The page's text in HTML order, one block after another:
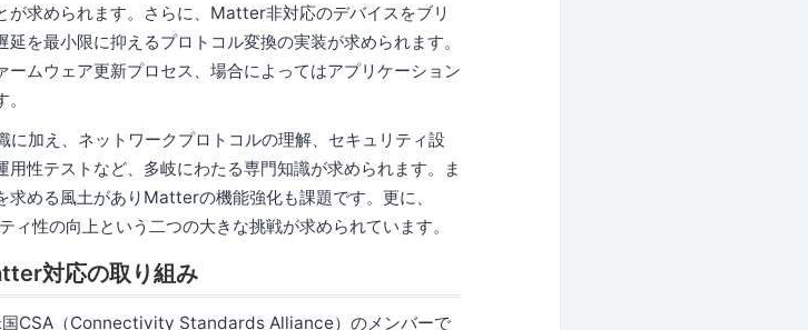
が求められます。さらに、Matter非対応のデバイスをブリ
を最小限に抑えるプロトコル変換の実装が求められます。
ムウェア更新プロセス、場合によってはアプリケーション
加え、ネットワークプロトコルの理解、セキュリティ設
性テストなど、多岐にわたる専門知識が求められます。ま
める風土がありMatterの機能強化も課題です。更に、
性の向上という二つの大きな挑戦が求められています。
対応の取り組み
国CSA（Connectivity Standards Alliance）のメンバーで